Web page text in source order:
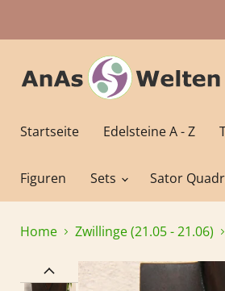
Startseite
Edelsteine A - Z
Figuren Sets Sator
Home Zwillinge (21.05 - 21.06)